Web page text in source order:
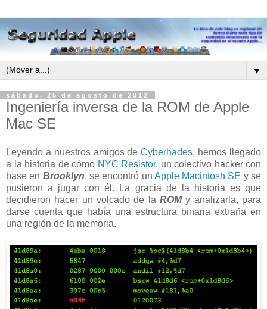
▼
sábado, 25 de agosto de 2012
Ingeniería inversa de la ROM de Apple
Mac SE
Leyendo a nuestros amigos deCyberhades, hemos llegado
a la historia de cómo NYC Resistor, un colectivo hacker con
base en Brooklyn, se encontró un Apple Macintosh SE y se
pusieron a jugar con él. La gracia de la historia es que
decidieron hacer un volcado de la ROMy analizarla, para
darse cuenta que había una estructura binaria extraña en
una región de la memoria.